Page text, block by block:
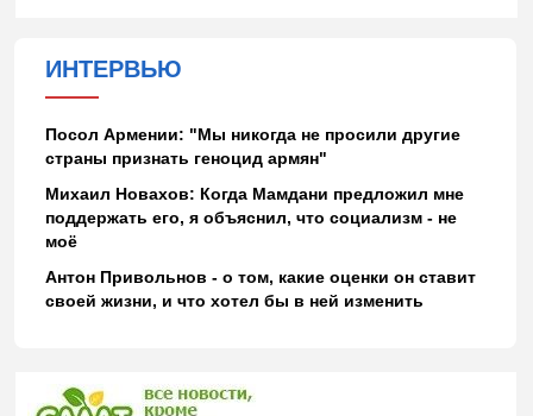
ИНТЕРВЬЮ
Посол Армении: "Мы никогда не просили другие
страны признать геноцид армян"
Михаил Новахов: Когда Мамдани предложил мне
поддержать его, я объяснил, что социализм - не
моё
Антон Привольнов - о том, какие оценки он ставит
своей жизни, и что хотел бы в ней изменить